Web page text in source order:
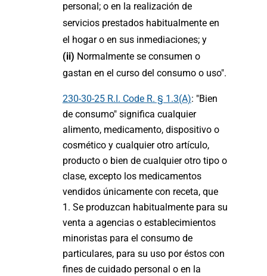
personal; o en la realización de
servicios prestados habitualmente en
el hogar o en sus inmediaciones; y
(ii) Normalmente se consumen o
gastan en el curso del consumo o uso".
230-30-25 R.I. Code R. § 1.3(A): "Bien
de consumo" significa cualquier
alimento, medicamento, dispositivo o
cosmético y cualquier otro artículo,
producto o bien de cualquier otro tipo o
clase, excepto los medicamentos
vendidos únicamente con receta, que
1. Se produzcan habitualmente para su
venta a agencias o establecimientos
minoristas para el consumo de
particulares, para su uso por éstos con
fines de cuidado personal o en la